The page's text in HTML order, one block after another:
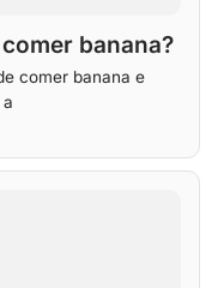
banana?
comer banana e